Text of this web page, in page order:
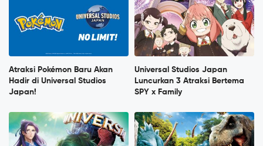
Atraksi Pokémon Baru Akan
Hadir di Universal Studios
Japan!
Universal Studios Japan
Luncurkan 3 Atraksi Bertema
SPY x Family